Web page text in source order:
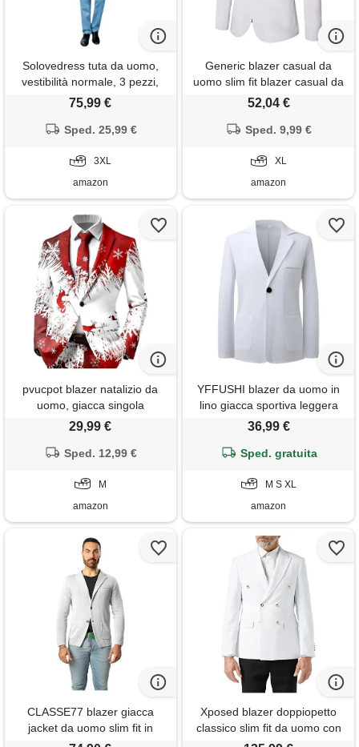
Solovedress tuta da uomo,
vestibilità normale, 3 pezzi,
classica smoking, in lino, da
(blazer + gilet+ pantaloni),
75,99 €
Sped. 25,99 €
3XL
amazon
Generic blazer casual da
uomo slim fit blazer casual da
uomo giacca tinta unita giacca
quotidiane cappotti eleganti
bottone singolo, bianco, xl
52,04 €
Sped. 9,99 €
XL
amazon
pvucpot blazer natalizio da
uomo, giacca singola
intrecciata, motivo natalizio,
natale divertente con risvolto
29,99 €
Sped. 12,99 €
M
amazon
YFFUSHI blazer da uomo in
lino giacca sportiva leggera
con 1 bottone giacche da
primavera estate, bianco, m
36,99 €
Sped. gratuita
M S XL
amazon
CLASSE77 blazer giacca
jacket da uomo slim fit in
cotone - punto di cucitura
Xposed blazer doppiopetto
classico slim fit da uomo con
bottoni dorati giacca vintage